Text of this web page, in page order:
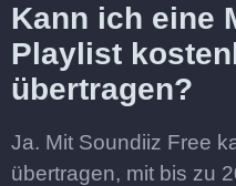
Kann ich eine
Playlist
übertragen?
Ja. Mit Soundiiz Free
übertragen, mit bis zu